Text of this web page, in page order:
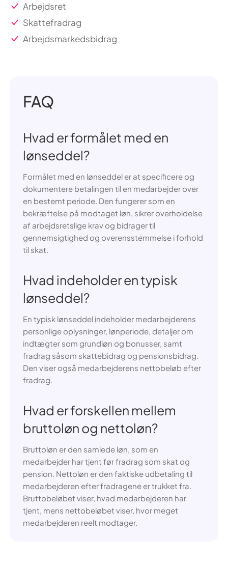
Arbejdsret
Skattefradrag
Arbejdsmarkedsbidrag
FAQ
Hvad er formålet med en
lønseddel?
Formålet med en lønseddel er at specificere og
dokumentere betalingen til en medarbejder over
en bestemt periode. Den fungerer som en
bekræftelse på modtaget løn, sikrer overholdelse
af arbejdsretslige krav og bidrager til
gennemsigtighed og overensstemmelse i forhold
til skat.
Hvad indeholder en typisk
lønseddel?
En typisk lønseddel indeholder medarbejderens
personlige oplysninger, lønperiode, detaljer om
indtægter som grundløn og bonusser, samt
fradrag såsom skattebidrag og pensionsbidrag.
Den viser også medarbejderens nettobeløb efter
fradrag.
Hvad er forskellen mellem
bruttoløn og nettoløn?
Bruttoløn er den samlede løn, som en
medarbejder har tjent før fradrag som skat og
pension. Nettoløn er den faktiske udbetaling til
medarbejderen efter fradragene er trukket fra.
Bruttobeløbet viser, hvad medarbejderen har
tjent, mens nettobeløbet viser, hvor meget
medarbejderen reelt modtager.